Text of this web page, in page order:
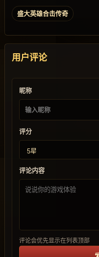
盛大英雄合击传奇
用户评论
昵称
评分
评论内容
评论会优先显示在列表顶部